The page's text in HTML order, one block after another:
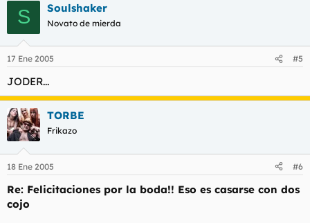
S Soulshaker
Novato de mierda
17 Ene 2005 #5
JODER...
TORBE
Frikazo
18 Ene 2005 #6
Re: Felicitaciones por la boda!! Eso es casarse con dos
cojo